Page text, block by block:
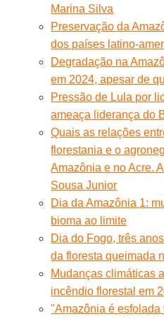
Marina Silva
Preservação da
dos países latino-
Degradação na
em 2024, apesar de
Pressão de Lula por
ameaça liderança do
Quais as relações
florestania e o
Amazônia e no Acre.
Sousa Junior
Dia da Amazônia 1:
bioma ao limite
Dia do Fogo, três
da floresta queimada
Mudanças climáticas
incêndio florestal em
"Amazônia é